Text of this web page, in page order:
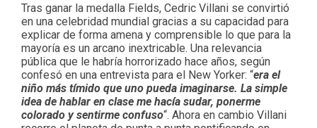
Tras ganar la medalla Fields, Cedric Villani se convirtió
en una celebridad mundial gracias a su capacidad para
explicar de forma amena y comprensible lo que para la
mayoría es un arcano inextricable. Una relevancia
pública que le habría horrorizado hace años, según
confesó en una entrevista para el New Yorker: “era el
niño más tímido que uno pueda imaginarse. La simple
idea de hablar en clase me hacía sudar, ponerme
colorado y sentirme confuso“. Ahora en cambio Villani